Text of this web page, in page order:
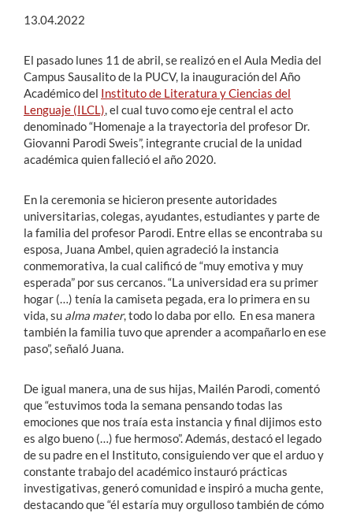
13.04.2022
El pasado lunes 11 de abril, se realizó en el Aula Media del
Campus Sausalito de la PUCV, la inauguración del Año
Académico del Instituto de Literatura y Ciencias del
Lenguaje (ILCL), el cual tuvo como eje central el acto
denominado “Homenaje a la trayectoria del profesor Dr.
Giovanni Parodi Sweis”, integrante crucial de la unidad
académica quien falleció el año 2020.
En la ceremonia se hicieron presente autoridades
universitarias, colegas, ayudantes, estudiantes y parte de
la familia del profesor Parodi. Entre ellas se encontraba su
esposa, Juana Ambel, quien agradeció la instancia
conmemorativa, la cual calificó de “muy emotiva y muy
esperada” por sus cercanos. “La universidad era su primer
hogar (…) tenía la camiseta pegada, era lo primera en su
vida, su alma mater, todo lo daba por ello. En esa manera
también la familia tuvo que aprender a acompañarlo en ese
paso”, señaló Juana.
De igual manera, una de sus hijas, Mailén Parodi, comentó
que “estuvimos toda la semana pensando todas las
emociones que nos traía esta instancia y final dijimos esto
es algo bueno (…) fue hermoso”. Además, destacó el legado
de su padre en el Instituto, consiguiendo ver que el arduo y
constante trabajo del académico instauró prácticas
investigativas, generó comunidad e inspiró a mucha gente,
destacando que “él estaría muy orgulloso también de cómo